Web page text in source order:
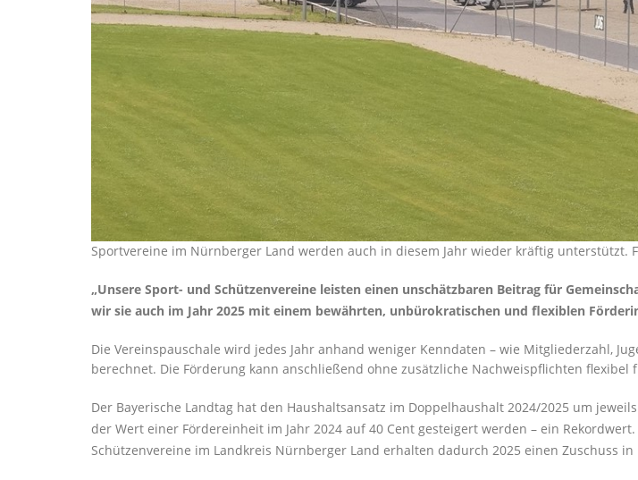
Sportvereine im Nürnberger Land werden auch in diesem Jahr wieder kräftig unterstützt.
Unsere Sport- und Schützenvereine leisten einen unschätzbaren Beitrag für
wir sie auch im Jahr 2025 mit einem bewährten, unbürokratischen und flexiblen
Die Vereinspauschale wird jedes Jahr anhand weniger Kenndaten – wie Mitgliederzahl,
berechnet. Die Förderung kann anschließend ohne zusätzliche Nachweispflichten
Der Bayerische Landtag hat den Haushaltsansatz im Doppelhaushalt 2024/2025 um
der Wert einer Fördereinheit im Jahr 2024 auf 40 Cent gesteigert werden – ein
Schützenvereine im Landkreis Nürnberger Land erhalten dadurch 2025 einen Zuschuss in